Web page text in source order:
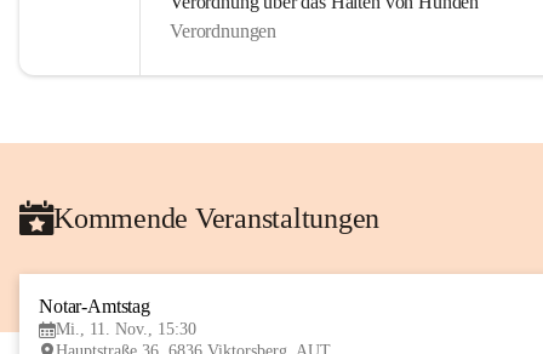
Verordnungen
Kommende Veranstaltungen
Notar-Amtstag
Mi., 11. Nov., 15:30